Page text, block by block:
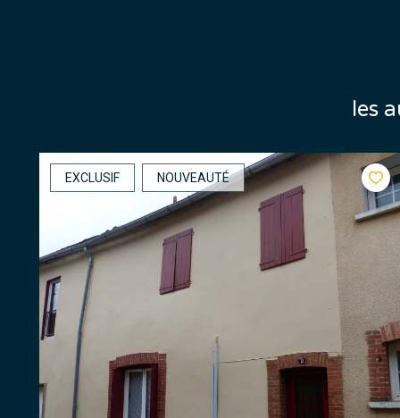
les
EXCLUSIF NOUVEAUTÉ